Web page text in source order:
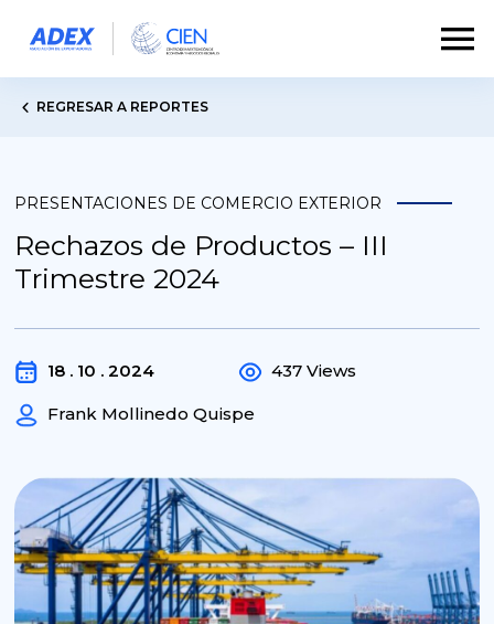
REGRESAR A REPORTES
PRESENTACIONES DE COMERCIO EXTERIOR
Rechazos de Productos – III
Trimestre 2024
18 . 10 . 2024
Frank Mollinedo Quispe
437 Views